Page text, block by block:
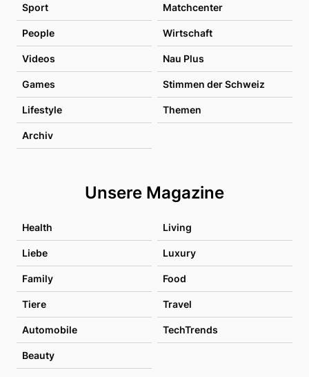
Sport Matchcenter
People Wirtschaft
Videos Nau Plus
Games Stimmen der Schweiz
Lifestyle Themen
Archiv
Unsere Magazine
Health Living
Liebe Luxury
Family Food
Tiere Travel
Automobile TechTrends
Beauty